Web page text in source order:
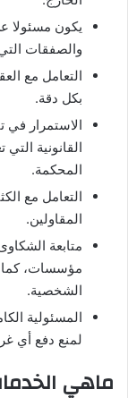
يكون مسئولا
والصفقات
التعامل مع
بكل دقة.
الاستمرار في
القانونية
المحكمة.
التعامل مع
المقاولين.
متابعة
مؤسسات، كما
الشخصية.
المسئولية
لمنع دفع أي
ماهي